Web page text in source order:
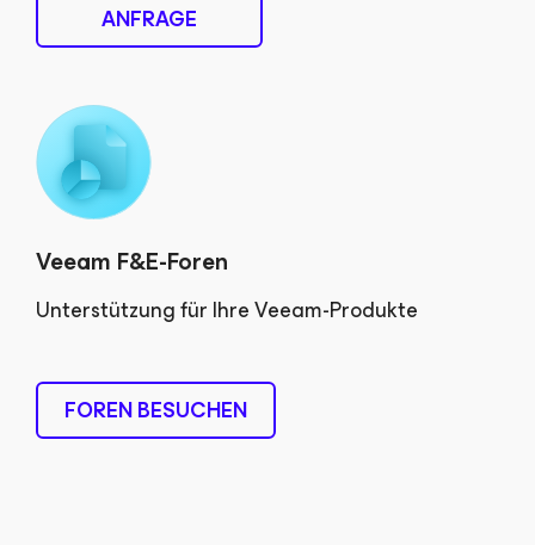
ANFRAGE
Veeam F&E-Foren
Unterstützung für Ihre Veeam-Produkte
FOREN BESUCHEN